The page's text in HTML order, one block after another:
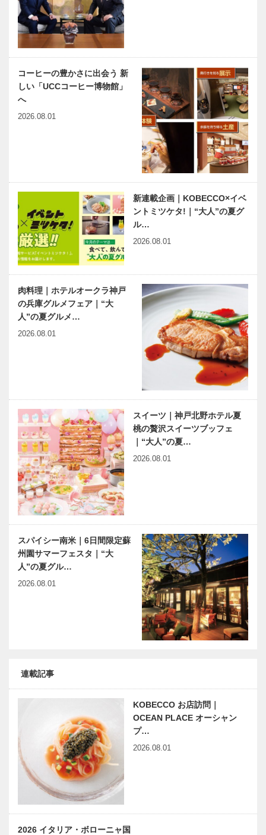
コーヒーの豊かさに出会う 新
しい「UCCコーヒー博物館」
へ
2026.08.01
新連載企画｜KOBECCO×イベ
ントミツケタ!｜“大人”の夏グ
ル…
2026.08.01
肉料理｜ホテルオークラ神戸
の兵庫グルメフェア｜“大
人”の夏グルメ…
2026.08.01
スイーツ｜神戸北野ホテル夏
桃の贅沢スイーツブッフェ
｜“大人”の夏…
2026.08.01
スパイシー南米｜6日間限定蘇
州園サマーフェスタ｜“大
人”の夏グル…
2026.08.01
連載記事
KOBECCO お店訪問｜
OCEAN PLACE オーシャン
プ…
2026.08.01
2026 イタリア・ボローニャ国